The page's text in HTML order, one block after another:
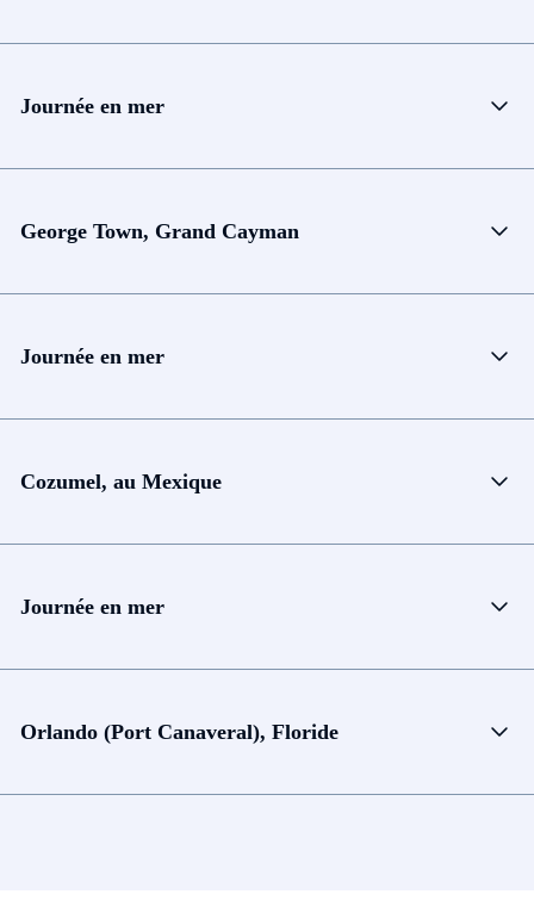
Journée en mer
George Town, Grand Cayman
Journée en mer
Cozumel, au Mexique
Journée en mer
Orlando (Port Canaveral), Floride